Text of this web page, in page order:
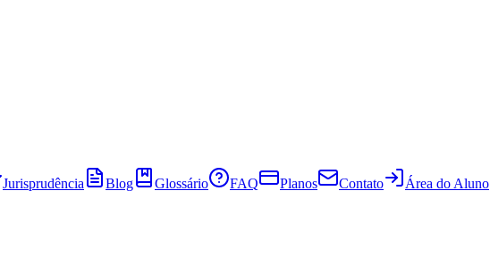
Jurisprudência Blog Glossário FAQ Planos Contato Área do Aluno